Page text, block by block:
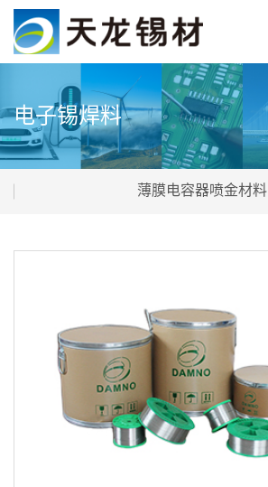
电子锡焊料
薄膜电容器喷金材料